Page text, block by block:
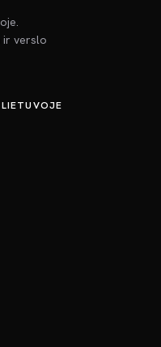
ir verslo